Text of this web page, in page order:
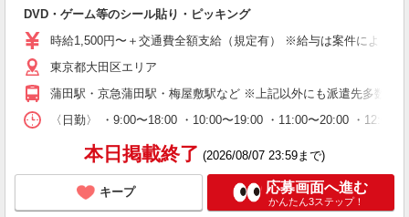
DVD・ゲーム等のシール貼り・ピッキング
時給1,500円〜＋交通費全額支給（規定有） ※給与は案件により
東京都大田区エリア
蒲田駅・京急蒲田駅・梅屋敷駅など ※上記以外にも派遣先多数（
〈日勤〉 ・9:00〜18:00 ・10:00〜19:00 ・11:00〜20:00 ・
本日掲載終了 (2026/08/07 23:59まで)
キープ 応募画面へ進む
かんたん3ステップ！